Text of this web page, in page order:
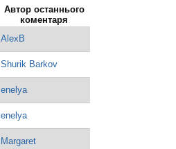
Автор останнього
коментаря
AlexB
Shurik Barkov
enelya
enelya
Margaret